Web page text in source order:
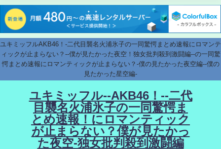
ユキミッフルAKB46！-二代目襲名火浦氷子の一同驚愕まとめ速報にロマンテ
ィックが止まらない？--僕が見たかった夜空！独女批判殺到激闘編--の一同驚
愕まとめ速報にロマンティックが止まらない？-僕の見たかった夜空編--僕の
見たかった星空編-
ユキミッフル--AKB46！--二代
目襲名火浦氷子の一同驚愕ま
とめ速報！にロマンティック
が止まらない？僕が見たかっ
た夜空-独女批判殺到激闘編